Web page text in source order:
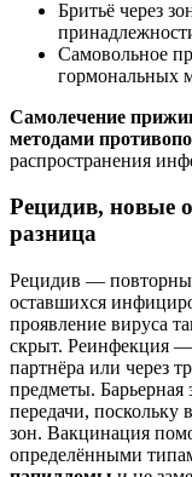
Бритьё через
Самовольное
гормональных
Самолечение
методами
распространения
Рецидив, новые
разница
Рецидив —
оставшихся
проявление вируса
скрыт. Реинфекция
партнёра или через
предметы. Барьерная
передачи, поскольку
зон. Вакцинация
определёнными